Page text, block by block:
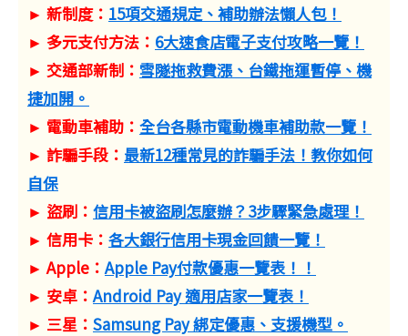
► 新制度： 15項交通規定、補助辦法懶人包！
► 多元支付方法： 6大速食店電子支付攻略一覽！
► 交通部新制： 雪隧拖救費漲、台鐵拖運暫停、機
捷加開。
► 電動車補助： 全台各縣市電動機車補助款一覽！
► 詐騙手段： 最新12種常見的詐騙手法！教你如何
自保
► 盜刷： 信用卡被盜刷怎麼辦？3步驟緊急處理！
► 信用卡： 各大銀行信用卡現金回饋一覽！
► Apple： Apple Pay付款優惠一覽表！！
► 安卓： Android Pay 適用店家一覽表！
► 三星： Samsung Pay 綁定優惠、支援機型。